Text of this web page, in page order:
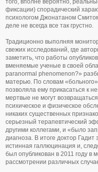
фиксации) спорадический
психологом Джонатаном
деле не всегда все так грустно.
Традиционно выполняя
свежих исследований, где
заметить, что работы
вменяемые ученые в своей
paranormal phenomenon?»
матерью. По словам
позволяла ему прикасаться к
мертвые не могут
психическое и физическое
никаких существенных
серьезный терапевтический
другими коллегами, и «было
диагноза. В итоге доктор
истинная галлюцинация и,
был опубликован в 2011 году в
рассмотрении различных